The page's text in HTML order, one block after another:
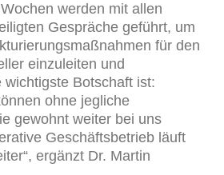
werden mit allen
Gespräche geführt, um
für den
einzuleiten und
wichtigste Botschaft ist:
ohne jegliche
gewohnt weiter bei uns
Geschäftsbetrieb läuft
ergänzt Dr. Martin